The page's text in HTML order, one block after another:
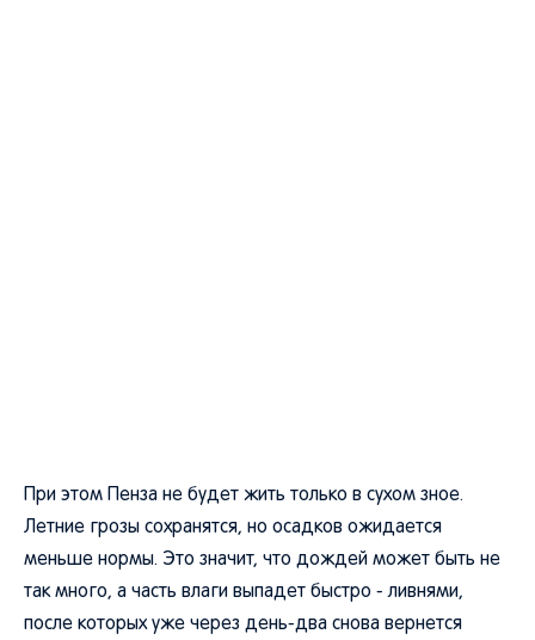
При этом Пенза не будет жить только в сухом зное.
Летние грозы сохранятся, но осадков ожидается
меньше нормы. Это значит, что дождей может быть не
так много, а часть влаги выпадет быстро - ливнями,
после которых уже через день-два снова вернется